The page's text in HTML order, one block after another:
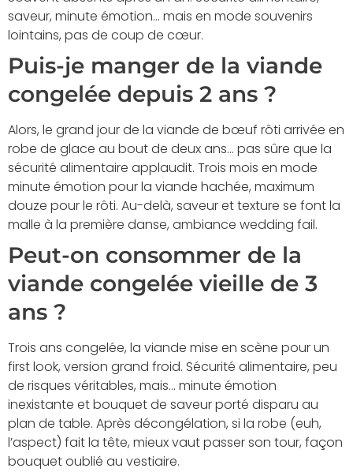
saveur, minute émotion… mais en mode souvenirs
lointains, pas de coup de cœur.
Puis-je manger de la viande
congelée depuis 2 ans ?
Alors, le grand jour de la viande de bœuf rôti arrivée en
robe de glace au bout de deux ans… pas sûre que la
sécurité alimentaire applaudit. Trois mois en mode
minute émotion pour la viande hachée, maximum
douze pour le rôti. Au-delà, saveur et texture se font la
malle à la première danse, ambiance wedding fail.
Peut-on consommer de la
viande congelée vieille de 3
ans ?
Trois ans congelée, la viande mise en scène pour un
first look, version grand froid. Sécurité alimentaire, peu
de risques véritables, mais… minute émotion
inexistante et bouquet de saveur porté disparu au
plan de table. Après décongélation, si la robe (euh,
l’aspect) fait la tête, mieux vaut passer son tour, façon
bouquet oublié au vestiaire.